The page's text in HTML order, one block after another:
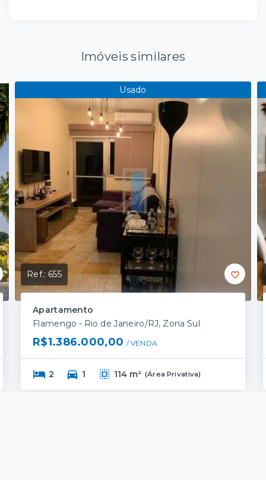
Imóveis similares
Usado
Ref.:655
Apartamento
Flamengo - Rio de Janeiro/RJ, Zona Sul
R$1.386.000,00 / VENDA
2 1 114 m² (Área Privativa)